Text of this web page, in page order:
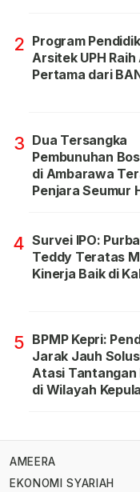
2 Program
Arsitek UPH
Pertama dari
3 Dua Tersangka
Pembunuhan
di Ambarawa
Penjara Seumur
4 Survei IPO:
Teddy Teratas
Kinerja Baik di
5 BPMP Kepri:
Jarak Jauh
Atasi Tantangan
di Wilayah
AMEERA
EKONOMI SYARIAH